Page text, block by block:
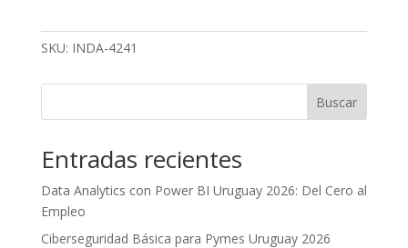
cantidad
SKU: INDA-4241
Buscar
Entradas recientes
Data Analytics con Power BI Uruguay 2026: Del Cero al
Empleo
Ciberseguridad Básica para Pymes Uruguay 2026